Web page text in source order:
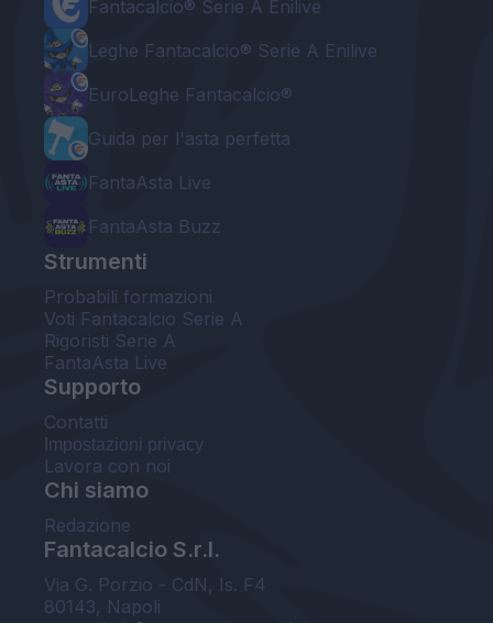
Fantacalcio® Serie A Enilive
Leghe Fantacalcio® Serie A Enilive
EuroLeghe Fantacalcio®
Guida per l'asta perfetta
FantaAsta Live
FantaAsta Buzz
Strumenti
Probabili formazioni
Voti Fantacalcio Serie A
Rigoristi Serie A
FantaAsta Live
Supporto
Contatti
Impostazioni privacy
Lavora con noi
Chi siamo
Redazione
Fantacalcio S.r.l.
Via G. Porzio - CdN, Is. F4
80143, Napoli